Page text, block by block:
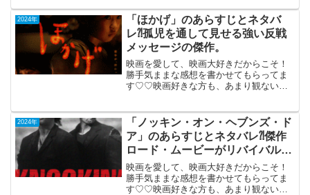
公開（123分）日台をつなぐ切ない恋愛ロ
ー...
2024年
「ほかげ」のあらすじとネタバ
レ⁈孤児を通して見せる強い反戦
メッセージの傑作。
映画を愛して、映画大好きだからこそ！
勝手気ままな感想を書かせてもらってま
す♡♡映画好きな方も、あまり観ない方
分）孤児を通して見せる強い反戦メッセ
ージの傑...
2024年
「ノッキン・オン・ヘブンズ・ド
ア」のあらすじとネタバレ⁈傑作
ロード・ムービーがリバイバル上
映。
映画を愛して、映画大好きだからこそ！
勝手気ままな感想を書かせてもらってま
す♡♡映画好きな方も、あまり観ない方